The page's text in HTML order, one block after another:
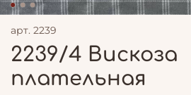
арт. 2239
2239/4 Вискоза
плательная